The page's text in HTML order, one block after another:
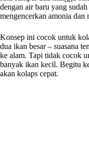
dengan air baru yang
mengencerkan amonia
Konsep ini cocok untuk
dua ikan besar – suasana
ke alam. Tapi tidak cocok
banyak ikan kecil. Begitu
akan kolaps cepat.